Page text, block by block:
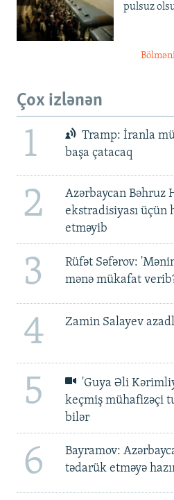
pulsuz
Çox izlənən
1
Tramp: İranla
başa çatacaq
2
Azərbaycan Bəhruz
ekstradisiyası üçün
etməyib
3
Rüfət Səfərov:
mənə mükafat
4 Zamin Salayev
5
'Guya Əli
keçmiş mühafizəçi
bilər
6
Bayramov:
tədarük etməyə